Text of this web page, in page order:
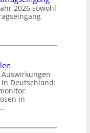
2026 sowohl
Deutschland:
in